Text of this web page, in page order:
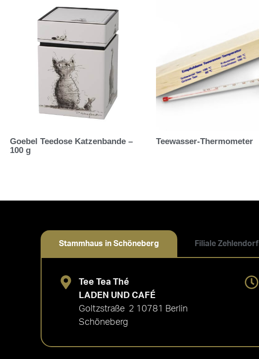
Goebel Teedose Katzenbande –
100 g
Teewasser-Thermometer
Stammhaus in Schöneberg Filiale Zehlendorf
Tee Tea Thé
LADEN UND CAFÉ
Goltzstraße 2 10781 Berlin
Schöneberg